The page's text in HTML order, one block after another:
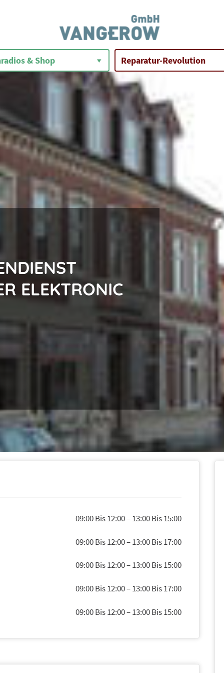
& Shop Reparatur-Revolution
ELEKTRONIC
09:00 Bis 12:00–13:00 Bis 15:00
09:00 Bis 12:00–13:00 Bis 17:00
09:00 Bis 12:00–13:00 Bis 15:00
09:00 Bis 12:00–13:00 Bis 17:00
09:00 Bis 12:00–13:00 Bis 15:00